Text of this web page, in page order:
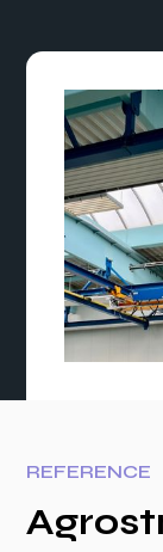
REFERENCE